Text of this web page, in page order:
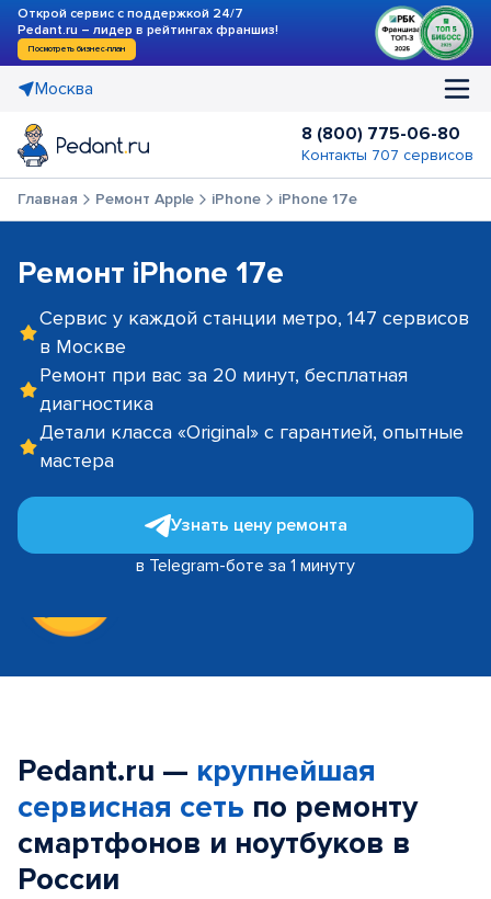
Открой сервис с поддержкой 24/7
Pedant.ru – лидер в рейтингах франшиз!
Посмотреть бизнес-план
Москва
8 (800) 775-06-80
Контакты 707 сервисов
Главная Ремонт Apple iPhone iPhone 17e
Ремонт iPhone 17e
Сервис у каждой станции метро, 147 сервисов
в Москве
Ремонт при вас за 20 минут, бесплатная
диагностика
Детали класса «Original» с гарантией, опытные
мастера
Узнать цену ремонта
в Telegram-боте за 1 минуту
Pedant.ru — крупнейшая
сервисная сеть по ремонту
смартфонов и ноутбуков в
России